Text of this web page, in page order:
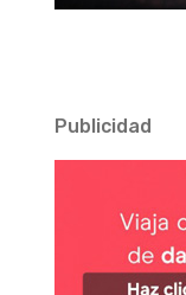
Publicidad